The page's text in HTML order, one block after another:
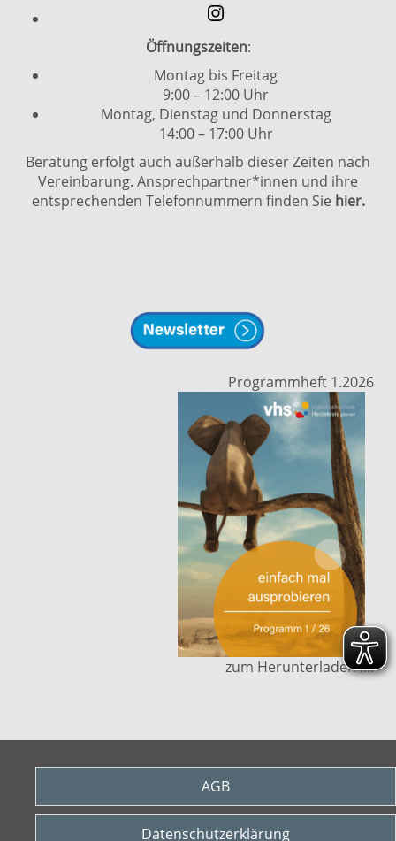
Öffnungszeiten:
Montag bis Freitag
9:00 – 12:00 Uhr
Montag, Dienstag und Donnerstag
14:00 – 17:00 Uhr
Beratung erfolgt auch außerhalb dieser Zeiten nach
Vereinbarung. Ansprechpartner*innen und ihre
entsprechenden Telefonnummern finden Sie hier.
Programmheft 1.2026
zum Herunterladen ....
AGB
Datenschutzerklärung